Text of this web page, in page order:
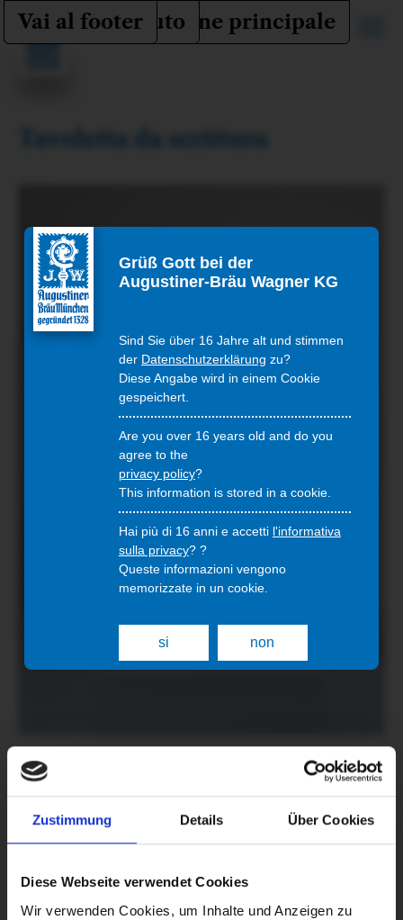
Zustimmung Details Über Cookies
Diese Webseite verwendet Cookies
Wir verwenden Cookies, um Inhalte und Anzeigen zu
Vai alla navigazione principale
Vai al contenuto
Vai al footer
Grüß Gott bei der
Augustiner-Bräu Wagner KG
Sind Sie über 16 Jahre alt und stimmen
der Datenschutzerklärung zu?
Diese Angabe wird in einem Cookie
gespeichert.
Are you over 16 years old and do you
agree to the
privacy policy?
This information is stored in a cookie.
Hai più di 16 anni e accetti l'informativa
sulla privacy? ?
Queste informazioni vengono
memorizzate in un cookie.
si non
IT